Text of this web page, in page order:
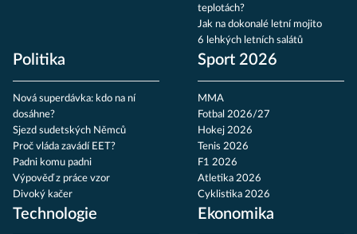
teplotách?
Jak na dokonalé letní mojito
6 lehkých letních salátů
Politika
Nová superdávka: kdo na ní
dosáhne?
Sjezd sudetských Němců
Proč vláda zavádí EET?
Padni komu padni
Výpověď z práce vzor
Divoký kačer
Sport 2026
MMA
Fotbal 2026/27
Hokej 2026
Tenis 2026
F1 2026
Atletika 2026
Cyklistika 2026
Technologie Ekonomika